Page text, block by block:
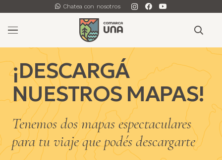
Chatea con nosotros
¡DESCARGÁ
NUESTROS MAPAS!
Tenemos dos mapas espectaculares
para tu viaje que podés descargarte